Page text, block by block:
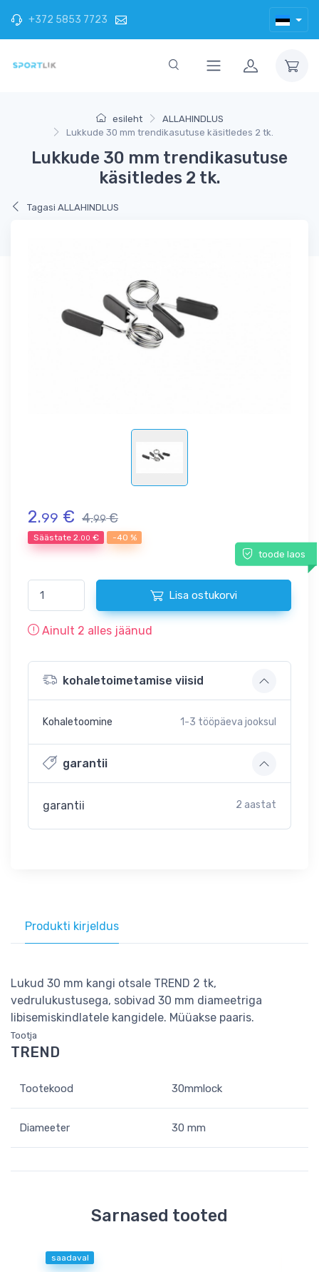
+372 5853 7723
esileht
ALLAHINDLUS
Lukkude 30 mm trendikasutuse käsitledes 2 tk.
Lukkude 30 mm trendikasutuse
käsitledes 2 tk.
Tagasi ALLAHINDLUS
2.99 € 4.99€
Säästate 2. 00 € -40 %
toode laos
Lisa ostukorvi
Ainult 2 alles jäänud
kohaletoimetamise viisid
Kohaletoomine 1-3 tööpäeva jooksul
garantii
garantii 2 aastat
Produkti kirjeldus
Lukud 30 mm kangi otsale TREND 2 tk,
vedrulukustusega, sobivad 30 mm diameetriga
libisemiskindlatele kangidele. Müüakse paaris.
Tootja
TREND
Tootekood 30mmlock
Diameeter 30 mm
Sarnased tooted
saadaval